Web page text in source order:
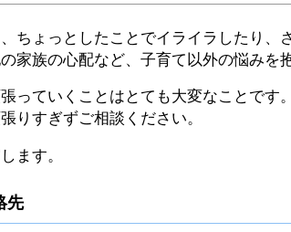
ちょっとしたことでイライラしたり、
家族の心配など、子育て以外の悩みを
っていくことはとても大変なことです
りすぎずご相談ください。
ます。
先